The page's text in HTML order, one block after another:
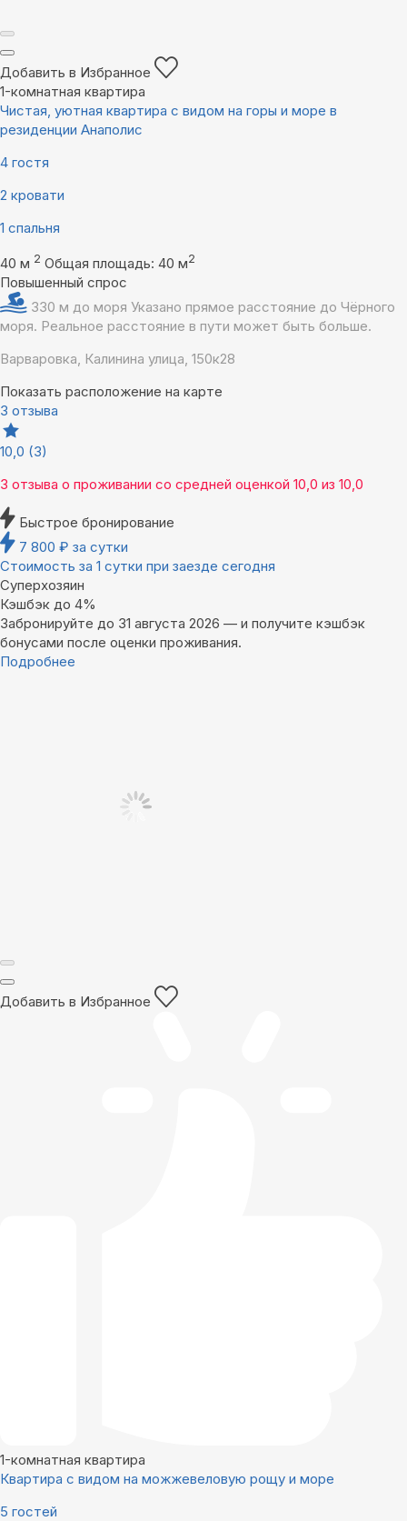
Добавить в Избранное
1-комнатная квартира
Чистая, уютная квартира с видом на горы и море в
резиденции Анаполис
4 гостя
2 кровати
1 спальня
40 м 2 Общая площадь: 40 м2
Повышенный спрос
330 м до моря Указано прямое расстояние до Чёрного
моря. Реальное расстояние в пути может быть больше.
Варваровка, Калинина улица, 150к28
Показать расположение на карте
3 отзыва
10,0 (3)
3 отзыва о проживании со средней оценкой 10,0 из 10,0
Быстрое бронирование
7 800 ₽ за сутки
Стоимость за 1 сутки при заезде сегодня
Суперхозяин
Кэшбэк до 4%
Забронируйте до 31 августа 2026 — и получите кэшбэк
бонусами после оценки проживания.
Подробнее
Добавить в Избранное
1-комнатная квартира
Квартира с видом на можжевеловую рощу и море
5 гостей